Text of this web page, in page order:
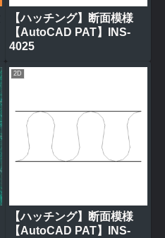
【ハッチング】断面模様
【AutoCAD PAT】INS-
4025
2D
【ハッチング】断面模様
【AutoCAD PAT】INS-